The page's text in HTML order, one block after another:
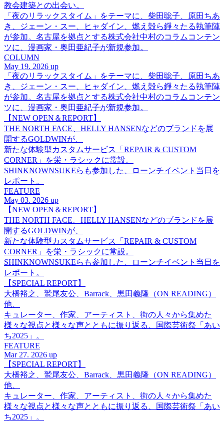
教会建築との出会い。
「夜のリラックスタイム」をテーマに、柴田聡子、原田ちあ
き、ジェーン・スー、ヒャダイン、燃え殻ら錚々たる執筆陣
が参加。名古屋を拠点とする株式会社中村のコラムコンテン
ツに、漫画家・奥田亜紀子が新規参加。
COLUMN
May 19. 2026 up
「夜のリラックスタイム」をテーマに、柴田聡子、原田ちあ
き、ジェーン・スー、ヒャダイン、燃え殻ら錚々たる執筆陣
が参加。名古屋を拠点とする株式会社中村のコラムコンテン
ツに、漫画家・奥田亜紀子が新規参加。
【NEW OPEN＆REPORT】
THE NORTH FACE、HELLY HANSENなどのブランドを展
開するGOLDWINが、
新たな体験型カスタムサービス「REPAIR & CUSTOM
CORNER」を栄・ラシックに常設。
SHINKNOWNSUKEらも参加した、ローンチイベント当日を
レポート。
FEATURE
May 03. 2026 up
【NEW OPEN＆REPORT】
THE NORTH FACE、HELLY HANSENなどのブランドを展
開するGOLDWINが、
新たな体験型カスタムサービス「REPAIR & CUSTOM
CORNER」を栄・ラシックに常設。
SHINKNOWNSUKEらも参加した、ローンチイベント当日を
レポート。
【SPECIAL REPORT】
大橋裕之、鷲尾友公、Barrack、黒田義隆（ON READING）
他、
キュレーター、作家、アーティスト、街の人々から集めた
様々な視点と様々な声とともに振り返る、国際芸術祭「あい
ち2025」。
FEATURE
Mar 27. 2026 up
【SPECIAL REPORT】
大橋裕之、鷲尾友公、Barrack、黒田義隆（ON READING）
他、
キュレーター、作家、アーティスト、街の人々から集めた
様々な視点と様々な声とともに振り返る、国際芸術祭「あい
ち2025」。